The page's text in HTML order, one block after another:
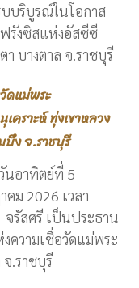
บริบูรณ์ในโอกาส
รังซิสแห่งอัสซีซี
บางตาล จ.ราชบุรี
ดแม่พระ
คราะห์ ทุ่งเขาหลวง
ง จ.ราชบุรี
าทิตย์ที่ 5
คม 2026 เวลา
รัสศรี เป็นประธาน
วามเชื่อวัดแม่พระ
.ราชบุรี